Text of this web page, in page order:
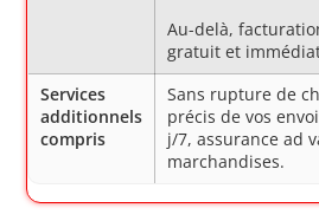
Au-delà,
gratuit et
Services
additionnels
compris
Sans rupture de
précis de vos
j/7, assurance ad
marchandises.